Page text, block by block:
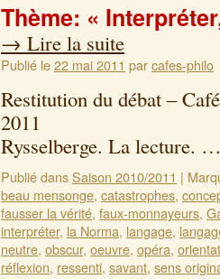
Thème: «
→ Lire la suite
Publié le22 mai 2011 parcafes-philo
Restitution du débat –
2011
Rysselberge. La lecture.
Publié dansSaison 2010/2011 |
beau mensonge, catastrophes,
fausser la vérité, faux-monnayeurs,
interpréter, la Norma, langage,
neutre, obscur, oeuvre, opéra,
réflexion, ressenti, savant, sens